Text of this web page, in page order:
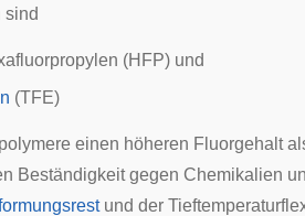
sind
(HFP) und
(TFE)
einen höheren Fluorgehalt
Beständigkeit gegen Chemikalien
und der